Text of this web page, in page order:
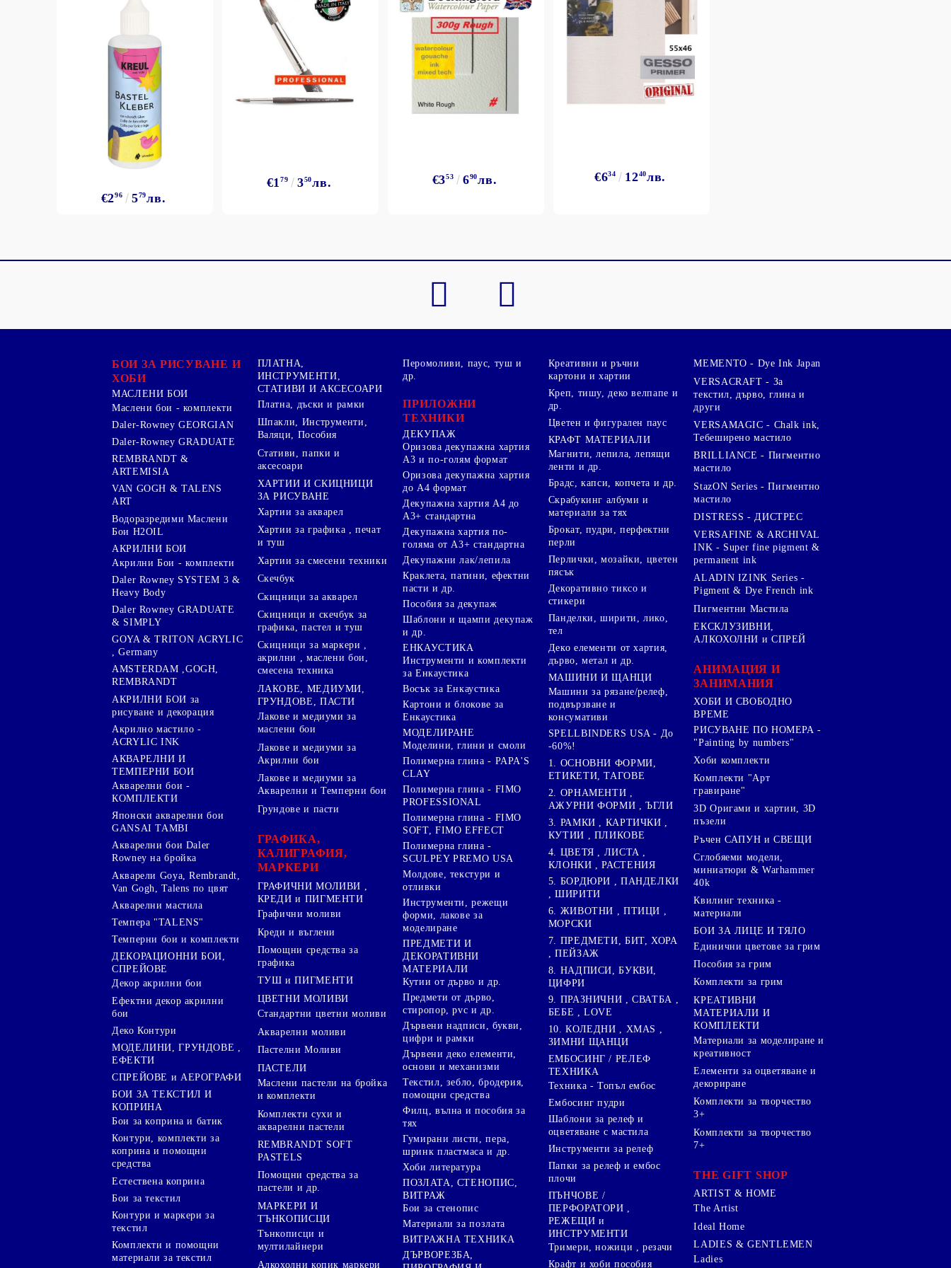
€296 579лв.
€179 350лв. €353 690лв. €634 1240лв.
БОИ ЗА РИСУВАНЕ И
ХОБИ
МАСЛЕНИ БОИ
Маслени бои - комплекти
Daler-Rowney GEORGIAN
Daler-Rowney GRADUATE
REMBRANDT &
ARTEMISIA
VAN GOGH & TALENS
ART
Водоразредими Маслени
Бои H2OIL
АКРИЛНИ БОИ
Акрилни Бои - комплекти
Daler Rowney SYSTEM 3 &
Heavy Body
Daler Rowney GRADUATE
& SIMPLY
GOYA & TRITON АCRYLIC
, Germany
AMSTERDAM ,GOGH,
REMBRANDT
АКРИЛНИ БОИ за
рисуване и декорация
Акрилно мастило -
ACRYLIC INK
АКВАРЕЛНИ И
ТЕМПЕРНИ БОИ
Акварелни бои -
КОМПЛЕКТИ
Японски акварелни бои
GANSAI TAMBI
Акварелни бои Daler
Rowney на бройка
Акварели Goya, Rembrandt,
Van Gogh, Talens по цвят
Акварелни мастила
Темпера "TALENS"
Темперни бои и комплекти
ДЕКОРАЦИОННИ БОИ,
СПРЕЙОВЕ
Декор акрилни бои
Ефектни декор акрилни
бои
Деко Контури
МОДЕЛИНИ, ГРУНДОВЕ ,
ЕФЕКТИ
СПРЕЙОВЕ и АЕРОГРАФИ
БОИ ЗА ТЕКСТИЛ И
КОПРИНА
Бои за коприна и батик
Контури, комплекти за
коприна и помощни
средства
Естествена коприна
Бои за текстил
Контури и маркери за
текстил
Комплекти и помощни
материали за текстил
ПЛАТНА,
ИНСТРУМЕНТИ,
СТАТИВИ И АКСЕСОАРИ
Платна, дъски и рамки
Шпакли, Инструменти,
Валяци, Пособия
Стативи, папки и
аксесоари
ХАРТИИ И СКИЦНИЦИ
ЗА РИСУВАНЕ
Хартии за акварел
Хартии за графика , печат
и туш
Хартии за смесени техники
Скечбук
Скицници за акварел
Скицници и скечбук за
графика, пастел и туш
Скицници за маркери ,
акрилни , маслени бои,
смесена техника
ЛАКОВЕ, МЕДИУМИ,
ГРУНДОВЕ, ПАСТИ
Лакове и медиуми за
маслени бои
Лакове и медиуми за
Акрилни бои
Лакове и медиуми за
Акварелни и Темперни бои
Грундове и пасти
ГРАФИКА,
КАЛИГРАФИЯ,
МАРКЕРИ
ГРАФИЧНИ МОЛИВИ ,
КРЕДИ и ПИГМЕНТИ
Графични моливи
Креди и въглени
Помощни средства за
графика
ТУШ и ПИГМЕНТИ
ЦВЕТНИ МОЛИВИ
Стандартни цветни моливи
Акварелни моливи
Пастелни Моливи
ПАСТЕЛИ
Маслени пастели на бройка
и комплекти
Комплекти сухи и
акварелни пастели
REMBRANDT SOFT
PASTELS
Помощни средства за
пастели и др.
МАРКЕРИ И
ТЪНКОПИСЦИ
Тънкописци и
мултилайнери
Алкохолни копик маркери
Перомоливи, паус, туш и
др.
ПРИЛОЖНИ
ТЕХНИКИ
ДЕКУПАЖ
Оризова декупажна хартия
А3 и по-голям формат
Оризова декупажна хартия
до А4 формат
Декупажна хартия А4 до
А3+ стандартна
Декупажна хартия по-
голяма от А3+ стандартна
Декупажни лак/лепила
Краклета, патини, ефектни
пасти и др.
Пособия за декупаж
Шаблони и щампи декупаж
и др.
ЕНКАУСТИКА
Инструменти и комплекти
за Енкаустика
Восък за Енкаустика
Картони и блокове за
Енкаустика
МОДЕЛИРАНЕ
Моделини, глини и смоли
Полимерна глина - PAPA'S
CLAY
Полимерна глина - FIMO
PROFESSIONAL
Полимерна глина - FIMO
SOFT, FIMO EFFECT
Полимерна глина -
SCULPEY PREMO USA
Молдове, текстури и
отливки
Инструменти, режещи
форми, лакове за
моделиране
ПРЕДМЕТИ И
ДЕКОРАТИВНИ
МАТЕРИАЛИ
Кутии от дърво и др.
Предмети от дърво,
стиропор, pvc и др.
Дървени надписи, букви,
цифри и рамки
Дървени деко елементи,
основи и механизми
Текстил, зебло, бродерия,
помощни средства
Филц, вълна и пособия за
тях
Гумирани листи, пера,
шринк пластмаса и др.
Хоби литература
ПОЗЛАТА, СТЕНОПИС,
ВИТРАЖ
Бои за стенопис
Материали за позлата
ВИТРАЖНА ТЕХНИКА
ДЪРВОРЕЗБА,
Креативни и ръчни
картони и хартии
Креп, тишу, деко велпапе и
др.
Цветен и фигурален паус
КРАФТ МАТЕРИАЛИ
Магнити, лепила, лепящи
ленти и др.
Брадс, капси, копчета и др.
Скрабукинг албуми и
материали за тях
Брокат, пудри, перфектни
перли
Перлички, мозайки, цветен
пясък
Декоративно тиксо и
стикери
Панделки, ширити, лико,
тел
Деко елементи от хартия,
дърво, метал и др.
МАШИНИ И ЩАНЦИ
Машини за рязане/релеф,
подвързване и
консумативи
SPELLBINDERS USA - До
-60%!
1. ОСНОВНИ ФОРМИ,
ЕТИКЕТИ, ТАГОВЕ
2. ОРНАМЕНТИ ,
АЖУРНИ ФОРМИ , ЪГЛИ
3. РАМКИ , КАРТИЧКИ ,
КУТИИ , ПЛИКОВЕ
4. ЦВЕТЯ , ЛИСТА ,
КЛОНКИ , РАСТЕНИЯ
5. БОРДЮРИ , ПАНДЕЛКИ
, ШИРИТИ
6. ЖИВОТНИ , ПТИЦИ ,
МОРСКИ
7. ПРЕДМЕТИ, БИТ, ХОРА
, ПЕЙЗАЖ
8. НАДПИСИ, БУКВИ,
ЦИФРИ
9. ПРАЗНИЧНИ , СВАТБА ,
БЕБЕ , LOVE
10. КОЛЕДНИ , XMAS ,
ЗИМНИ ЩАНЦИ
ЕМБОСИНГ / РЕЛЕФ
ТЕХНИКА
Техника - Топъл ембос
Ембосинг пудри
Шаблони за релеф и
оцветяване с мастила
Инструменти за релеф
Папки за релеф и ембос
плочи
ПЪНЧОВЕ /
ПЕРФОРАТОРИ ,
РЕЖЕЩИ и
ИНСТРУМЕНТИ
Тримери, ножици , резачи
Крафт и хоби пособия
MEMENTO - Dye Ink Japan
VERSACRAFT - За
текстил, дърво, глина и
други
VERSAMAGIC - Chalk ink,
Тебеширено мастило
BRILLIANCE - Пигментно
мастило
StazON Series - Пигментно
мастило
DISTRESS - ДИСТРЕС
VERSAFINE & ARCHIVAL
INK - Super fine pigment &
permanent ink
ALADIN IZINK Series -
Pigment & Dye French ink
Пигментни Мастила
ЕКСКЛУЗИВНИ,
АЛКОХОЛНИ и СПРЕЙ
АНИМАЦИЯ И
ЗАНИМАНИЯ
ХОБИ И СВОБОДНО
ВРЕМЕ
РИСУВАНЕ ПО НОМЕРА -
"Painting by numbers"
Хоби комплекти
Комплекти "Арт
гравиране"
3D Оригами и хартии, 3D
пъзели
Ръчен САПУН и СВЕЩИ
Сглобяеми модели,
миниатюри & Warhammer
40k
Квилинг техника -
материали
БОИ ЗА ЛИЦЕ И ТЯЛО
Единични цветове за грим
Пособия за грим
Комплекти за грим
КРЕАТИВНИ
МАТЕРИАЛИ И
КОМПЛЕКТИ
Mатериали за моделиране и
креативност
Елементи за оцветяване и
декориране
Комплекти за творчество
3+
Комплекти за творчество
7+
THE GIFT SHOP
ARTIST & HOME
The Artist
Ideal Home
LADIES & GENTLEMEN
Ladies